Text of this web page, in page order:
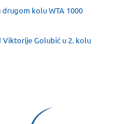
drugom kolu WTA 1000
Viktorije Golubić u 2. kolu